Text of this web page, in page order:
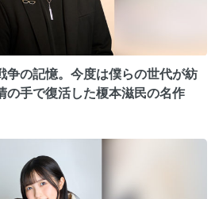
争の記憶。今度は僕らの世代が紡
手で復活した榎本滋民の名作